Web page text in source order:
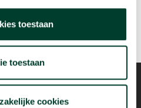
toestaan
toestaan
cookies